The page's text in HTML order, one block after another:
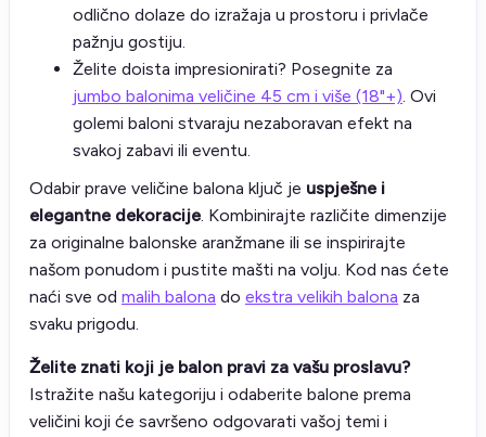
odlično dolaze do izražaja u prostoru i privlače
pažnju gostiju.
Želite doista impresionirati? Posegnite za
jumbo balonima veličine 45 cm i više (18"+). Ovi
golemi baloni stvaraju nezaboravan efekt na
svakoj zabavi ili eventu.
Odabir prave veličine balona ključ je uspješne i
elegantne dekoracije. Kombinirajte različite dimenzije
za originalne balonske aranžmane ili se inspirirajte
našom ponudom i pustite mašti na volju. Kod nas ćete
naći sve od malih balona do ekstra velikih balona za
svaku prigodu.
Želite znati koji je balon pravi za vašu proslavu?
Istražite našu kategoriju i odaberite balone prema
veličini koji će savršeno odgovarati vašoj temi i